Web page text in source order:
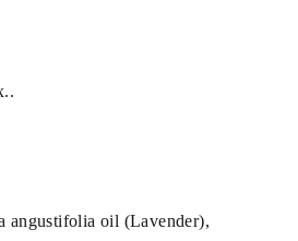
angustifolia oil (Lavender),